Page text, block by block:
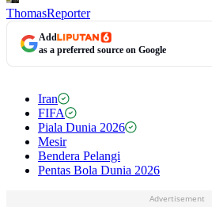
ThomasReporter
Add
as a preferred source on Google
Iran
FIFA
Piala Dunia 2026
Mesir
Bendera Pelangi
Pentas Bola Dunia 2026
Advertisement